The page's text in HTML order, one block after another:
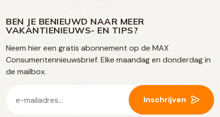
op
social
media
op
Facebook
op
TikTok
op
Instagram
BEN JE BENIEUWD NAAR MEER
VAKANTIENIEUWS- EN TIPS?
Neem hier een gratis abonnement op de MAX
Consumentennieuwsbrief. Elke maandag en donderdag in
de mailbox.
mailadres
Inschrijven